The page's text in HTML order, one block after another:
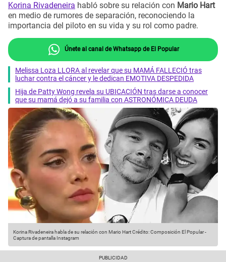
Korina Rivadeneira habló sobre su relación con Mario Hart
en medio de rumores de separación, reconociendo la
importancia del piloto en su vida y su rol como padre.
Únete al canal de Whatsapp de El Popular
Melissa Loza LLORA al revelar que su MAMÁ FALLECIÓ tras
luchar contra el cáncer y le dedican EMOTIVA DESPEDIDA
Hija de Patty Wong revela su UBICACIÓN tras darse a conocer
que su mamá dejó a su familia con ASTRONÓMICA DEUDA
Korina Rivadeneira habla de su relación con Mario HartCrédito: Composición El Popular -
Captura de pantalla Instagram